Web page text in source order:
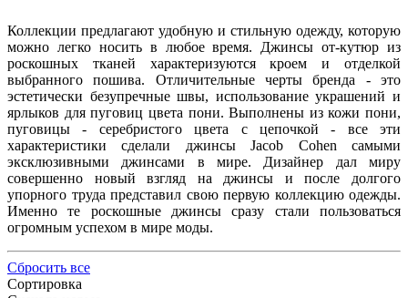
Коллекции предлагают удобную и стильную одежду, которую
можно легко носить в любое время. Джинсы от-кутюр из
роскошных тканей характеризуются кроем и отделкой
выбранного пошива. Отличительные черты бренда - это
эстетически безупречные швы, использование украшений и
ярлыков для пуговиц цвета пони. Выполнены из кожи пони,
пуговицы - серебристого цвета с цепочкой - все эти
характеристики сделали джинсы Jacob Cohen самыми
эксклюзивными джинсами в мире. Дизайнер дал миру
совершенно новый взгляд на джинсы и после долгого
упорного труда представил свою первую коллекцию одежды.
Именно те роскошные джинсы сразу стали пользоваться
огромным успехом в мире моды.
Сбросить все
Сортировка